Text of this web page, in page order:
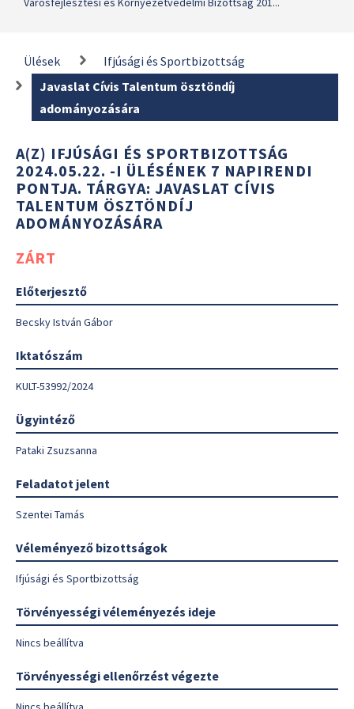
Ülések
Ifjúsági és Sportbizottság
Javaslat Cívis Talentum ösztöndíj
adományozására
A(Z) IFJÚSÁGI ÉS SPORTBIZOTTSÁG
2024.05.22. -I ÜLÉSÉNEK 7 NAPIRENDI
PONTJA. TÁRGYA: JAVASLAT CÍVIS
TALENTUM ÖSZTÖNDÍJ
ADOMÁNYOZÁSÁRA
ZÁRT
Előterjesztő
Becsky István Gábor
Iktatószám
KULT-53992/2024
Ügyintéző
Pataki Zsuzsanna
Feladatot jelent
Szentei Tamás
Véleményező bizottságok
Ifjúsági és Sportbizottság
Törvényességi véleményezés ideje
Nincs beállítva
Törvényességi ellenőrzést végezte